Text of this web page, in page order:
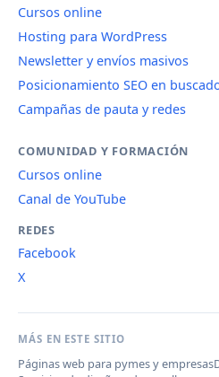
Cursos online
Hosting para WordPress
Newsletter y envíos masivos
Posicionamiento SEO en
Campañas de pauta y redes
COMUNIDAD Y FORMACIÓN
Cursos online
Canal de YouTube
REDES
Facebook
X
MÁS EN ESTE SITIO
Páginas web para pymes y empresas